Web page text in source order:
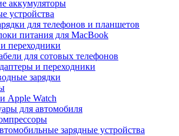
аккумуляторы
устройства
для телефонов и планшетов
питания для MacBook
переходники
для сотовых телефонов
и переходники
зарядки
Apple Watch
для автомобиля
зарядные устройства